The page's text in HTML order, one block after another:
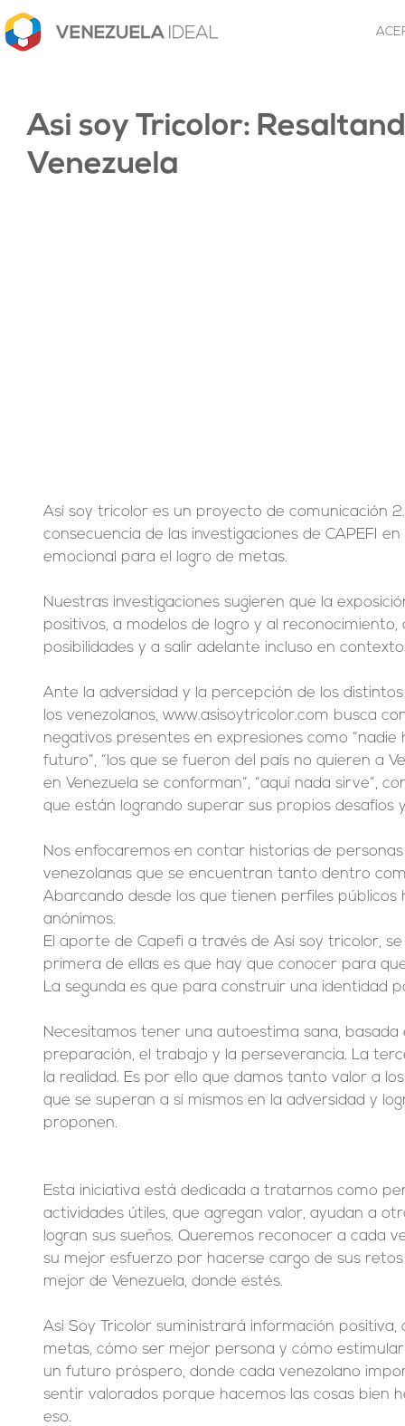
Asi soy Tricolor:
Venezuela
Así soy tricolor es un proyecto de comunicación
consecuencia de las investigaciones de CAPEFI
emocional para el logro de metas.
Nuestras investigaciones sugieren que la
positivos, a modelos de logro y al
posibilidades y a salir adelante incluso en
Ante la adversidad y la percepción de los
los venezolanos, www.asisoytricolor.com busca
negativos presentes en expresiones como “nadie
futuro”, “los que se fueron del país no quieren a
en Venezuela se conforman”, “aquí nada sirve”,
que están logrando superar sus propios desafíos
Nos enfocaremos en contar historias de
venezolanas que se encuentran tanto dentro
Abarcando desde los que tienen perfiles
anónimos.
El aporte de Capefi a través de Así soy tricolor,
primera de ellas es que hay que conocer para
La segunda es que para construir una identidad
Necesitamos tener una autoestima sana,
preparación, el trabajo y la perseverancia. La
la realidad. Es por ello que damos tanto valor a
que se superan a sí mismos en la adversidad y
proponen.
Esta iniciativa está dedicada a tratarnos como
actividades útiles, que agregan valor, ayudan a
logran sus sueños. Queremos reconocer a cada
su mejor esfuerzo por hacerse cargo de sus
mejor de Venezuela, donde estés.
Así Soy Tricolor suministrará información
metas, cómo ser mejor persona y cómo
un futuro próspero, donde cada venezolano
sentir valorados porque hacemos las cosas bien
eso.